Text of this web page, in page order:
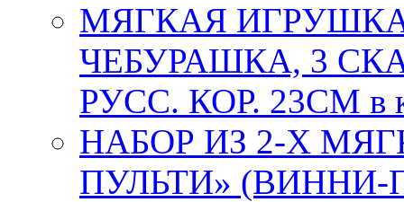
МЯГКАЯ
ЧЕБУРАШКА, 3
РУСС. КОР. 23СМ в
НАБОР ИЗ 2-Х
ПУЛЬТИ» (ВИННИ-